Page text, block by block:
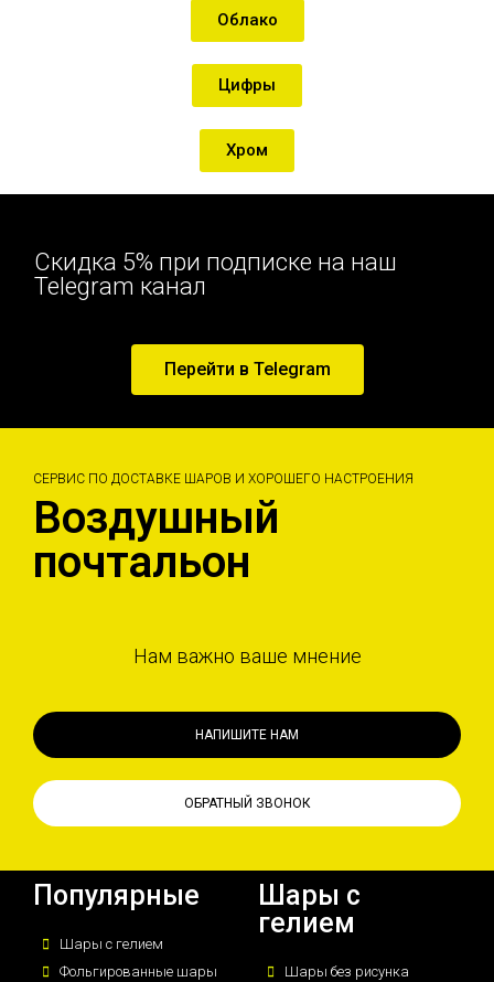
Облако
Цифры
Хром
Скидка 5% при подписке на наш
Telegram канал
Перейти в Telegram
СЕРВИС ПО ДОСТАВКЕ ШАРОВ И ХОРОШЕГО НАСТРОЕНИЯ
Воздушный
почтальон
Нам важно ваше мнение
НАПИШИТЕ НАМ
ОБРАТНЫЙ ЗВОНОК
Популярные
Шары с гелием
Фольгированные шары
Шары с
гелием
Шары без рисунка